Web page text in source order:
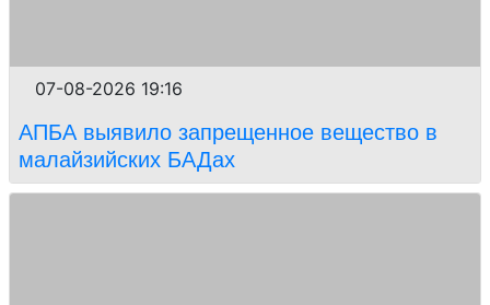
07-08-2026 19:16
АПБА выявило запрещенное вещество в
малайзийских БАДах